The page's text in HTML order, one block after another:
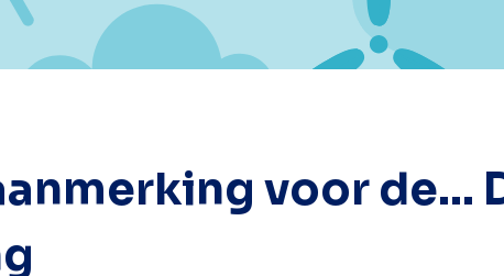
voor de…